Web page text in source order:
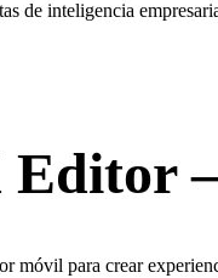
de inteligencia
Editor
móvil para crear